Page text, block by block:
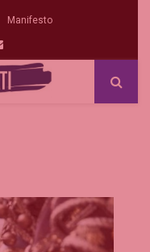
Manifesto
Email